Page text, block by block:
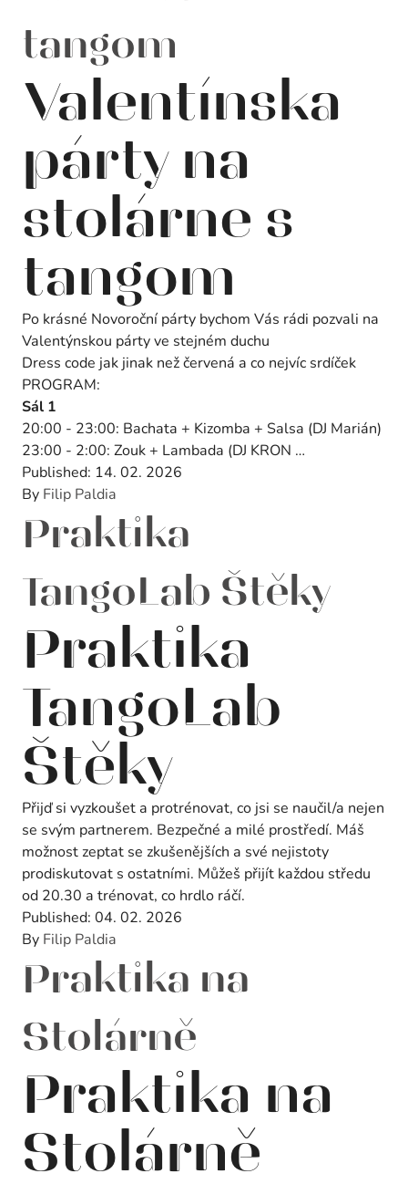
tangom
Valentínska
párty na
stolárne s
tangom
Po krásné Novoroční párty bychom Vás rádi pozvali na
Valentýnskou párty ve stejném duchu
Dress code jak jinak než červená a co nejvíc srdíček
PROGRAM:
Sál 1
20:00 - 23:00: Bachata + Kizomba + Salsa (DJ Marián)
23:00 - 2:00: Zouk + Lambada (DJ KRON …
Published: 14. 02. 2026
By Filip Paldia
Praktika
TangoLab Štěky
Praktika
TangoLab
Štěky
Přijď si vyzkoušet a protrénovat, co jsi se naučil/a nejen
se svým partnerem. Bezpečné a milé prostředí. Máš
možnost zeptat se zkušenějších a své nejistoty
prodiskutovat s ostatními. Můžeš přijít každou středu
od 20.30 a trénovat, co hrdlo ráčí.
Published:04. 02. 2026
By Filip Paldia
Praktika na
Stolárně
Praktika na
Stolárně